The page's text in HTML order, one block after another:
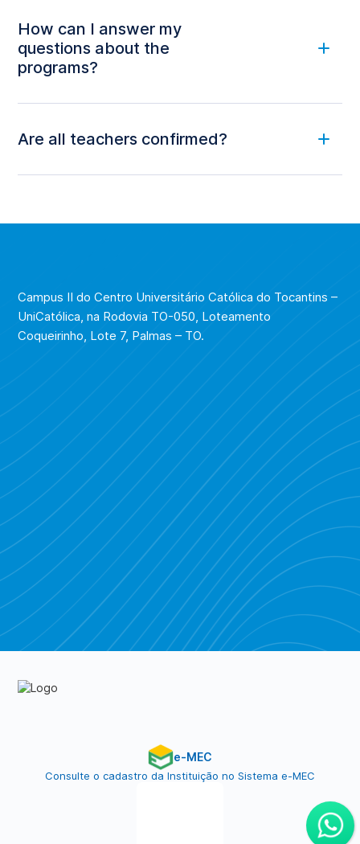
How can I answer my
questions about the
programs?
Are all teachers confirmed?
planejamentopos@ucb.br.
Campus II do Centro Universitário Católica do Tocantins –
UniCatólica, na Rodovia TO-050, Loteamento
Coqueirinho, Lote 7, Palmas – TO.
e-MEC
Consulte o cadastro da Instituição no Sistema e-MEC